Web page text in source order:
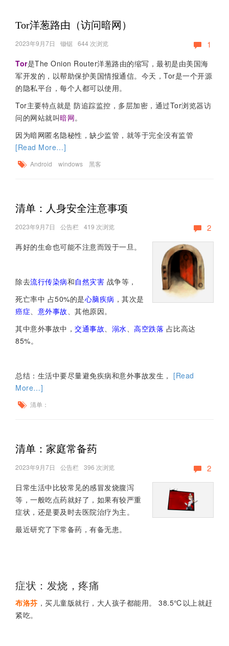
Tor洋葱路由（访问暗网）
2023年9月7日 锄锯 644 次浏览 1
Tor是The Onion Router洋葱路由的缩写，最初是由美国海
军开发的，以帮助保护美国情报通信。今天，Tor是一个开源
的隐私平台，每个人都可以使用。
Tor主要特点就是 防追踪监控，多层加密，通过Tor浏览器访
问的网站就叫暗网。
因为暗网匿名隐秘性，缺少监管，就等于完全没有监管
[Read More…]
Android windows 黑客
清单：人身安全注意事项
2023年9月7日 公告栏 419 次浏览 2
再好的生命也可能不注意而毁于一旦。
除去流行传染病和自然灾害 战争等，
死亡率中 占50%的是心脑疾病 ，其次是
癌症
意外事故 、其他原因。
其中意外事故中， 交通事故 溺水 高空跌落 占比高达
85%。
总结：生活中要尽量避免疾病和意外事故发生， [Read
More…]
清单：
清单：家庭常备药
2023年9月7日 公告栏 396 次浏览 2
日常生活中比较常见的感冒发烧腹泻
等，一般吃点药就好了，如果有较严重
症状，还是要及时去医院治疗为主。
最近研究了下常备药，有备无患。
症状：发烧，疼痛
布洛芬 ，买儿童版就行，大人孩子都能用。 38.5℃以上就赶
紧吃。